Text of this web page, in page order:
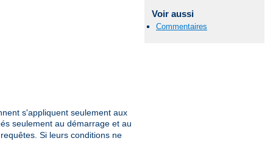
Voir aussi
Commentaires
s'appliquent seulement aux
seulement au démarrage et au
Si leurs conditions ne